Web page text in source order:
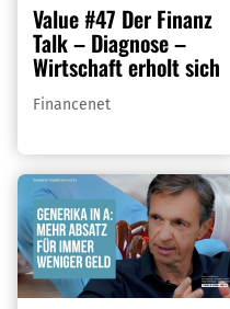
Value #47 Der Finanz
Talk – Diagnose –
Wirtschaft erholt sich
Financenet